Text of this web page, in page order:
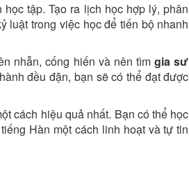
tập. Tạo ra lịch học hợp lý, phân
luật trong việc học để tiến bộ nhanh
nhẫn, cống hiến và nên tìm gia sư
đều đặn, bạn sẽ có thể đạt được
cách hiệu quả nhất. Bạn có thể học
Hàn một cách linh hoạt và tự tin